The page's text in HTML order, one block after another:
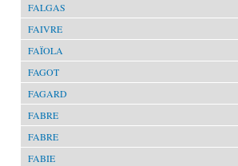
FALGAS
FAIVRE
FAÏOLA
FAGOT
FAGARD
FABRE
FABRE
FABIE